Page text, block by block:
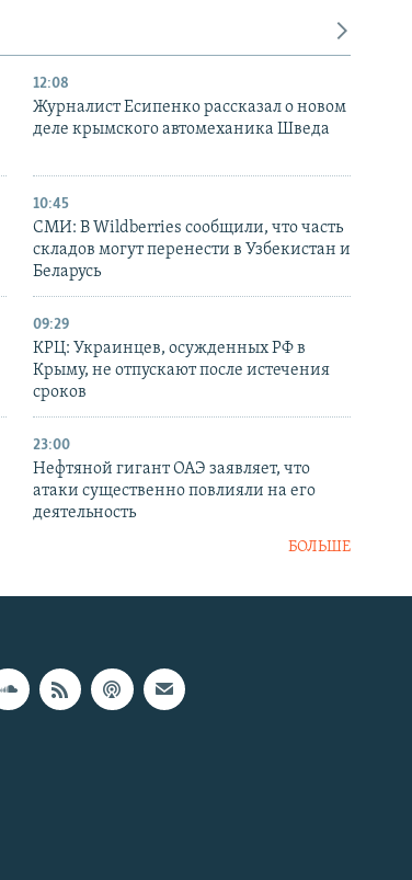
12:08
Журналист Есипенко рассказал о новом
деле крымского автомеханика Шведа
10:45
СМИ: В Wildberries сообщили, что часть
складов могут перенести в Узбекистан и
Беларусь
09:29
КРЦ: Украинцев, осужденных РФ в
Крыму, не отпускают после истечения
сроков
23:00
Нефтяной гигант ОАЭ заявляет, что
атаки существенно повлияли на его
деятельность
БОЛЬШЕ